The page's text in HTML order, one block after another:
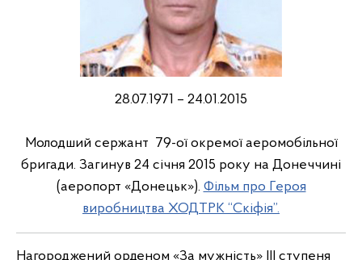
28.07.1971 – 24.01.2015
Mолодший сержант 79-ої окремої аеромобільної
бригади. Загинув 24 січня 2015 року на Донеччині
(аеропорт «Донецьк»). Фільм про Героя
виробництва ХОДТРК “Скіфія”.
Нагороджений орденом «За мужність» III ступеня